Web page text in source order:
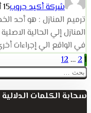
شركة أكيد جروب15 أبريل، 2023
ترميم المنازل : هو أحد
المنازل إلي الحالية
في الواقع الي إجراءات
تعدد
صفحات
المقالات
1
2
…
12
البحث
سحابة الكلمات الدلالية